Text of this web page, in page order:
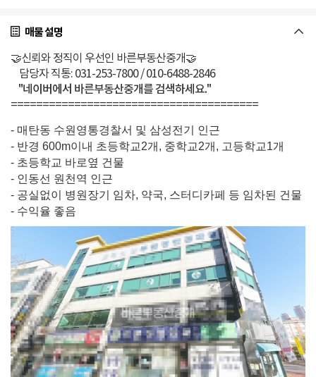
매물 설명
🤝신뢰와 정직이 우선인 바른부동산중개🤝
담당자 직통: 031-253-7800 / 010-6488-2846
"네이버에서 바른부동산중개를 검색하세요."
=======================================
- 매탄동 수원영통경찰서 및 삼성전기 인근
- 반경 600m이내 초등학교2개, 중학교2개, 고등학교1개
- 초등학교 바로옆 건물
- 인동선 원천역 인근
- 공실없이 병원장기 임차, 약국, 스터디카페 등 임차된 건물
- 수익율 좋음